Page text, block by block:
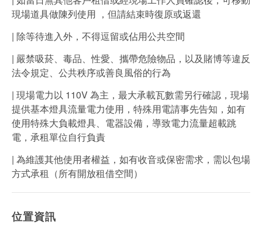
現場道具做陳列使用 ，但請結束時復原或返還
| 除等待進入外，不得逗留或佔用公共空間
| 嚴禁吸菸、毒品、性愛、攜帶危險物品，以及賭博等違反
法令規定、公共秩序或善良風俗的行為
| 現場電力以 110V 為主，最大承載瓦數需另行確認，現場
提供基本燈具流量電力使用，特殊用電請事先告知，如有
使用特殊大負載燈具、電器設備，導致電力流量超載跳
電，承租單位自行負責
| 為維護其他使用者權益，如有收音或保密需求，需以包場
方式承租（所有開放租借空間）
位置資訊